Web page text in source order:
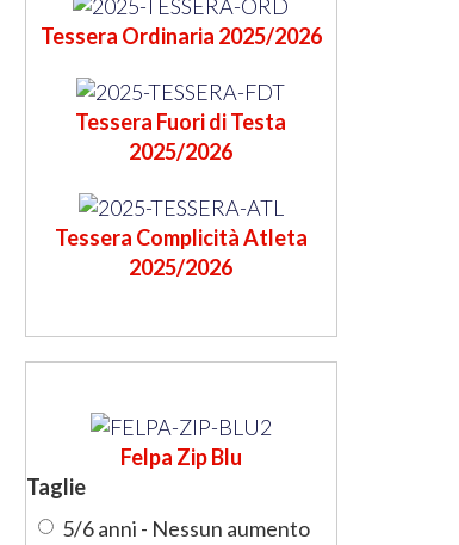
Tessera Ordinaria 2025/2026
Tessera Fuori di Testa
2025/2026
Tessera Complicità Atleta
2025/2026
Felpa Zip Blu
Taglie
5/6 anni - Nessun aumento